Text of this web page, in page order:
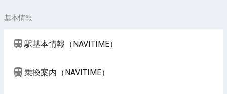
基本情報
駅基本情報（NAVITIME）
乗換案内（NAVITIME）